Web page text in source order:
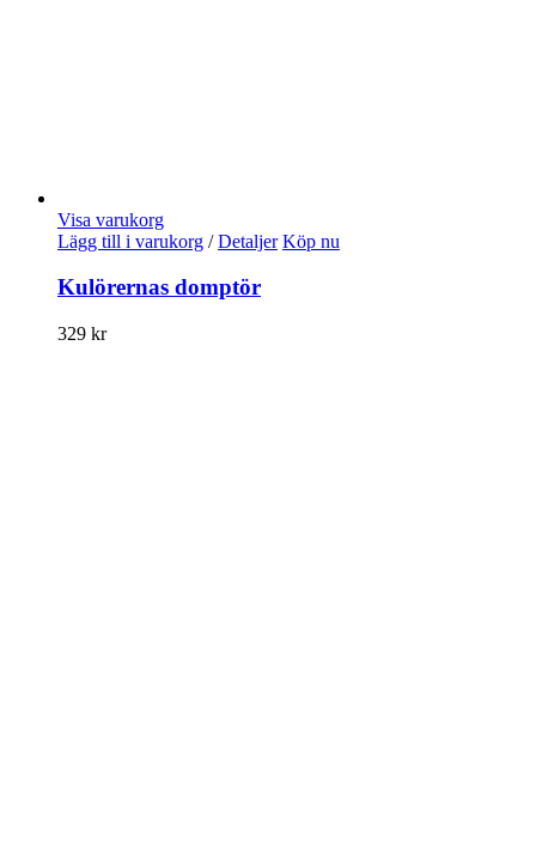
Visa varukorg
Lägg till i varukorg / Detaljer Köp nu
Kulörernas domptör
329 kr